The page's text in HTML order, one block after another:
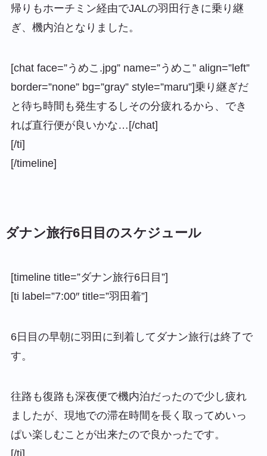
帰りもホーチミン経由でJALの羽田行きに乗り継
ぎ、機内泊となりました。
[chat face=”うめこ.jpg” name=”うめこ” align=”left”
border=”none” bg=”gray” style=”maru”]乗り継ぎだ
と待ち時間も発生するしその分疲れるから、でき
れば直行便が良いかな…[/chat]
[/ti]
[/timeline]
ダナン旅行6日目のスケジュール
[timeline title=”ダナン旅行6日目”]
[ti label=”7:00″ title=”羽田着”]
6日目の早朝に羽田に到着してダナン旅行は終了で
す。
往路も復路も深夜便で機内泊だったので少し疲れ
ましたが、現地での滞在時間を長く取ってめいっ
ぱい楽しむことが出来たので良かったです。
[/ti]